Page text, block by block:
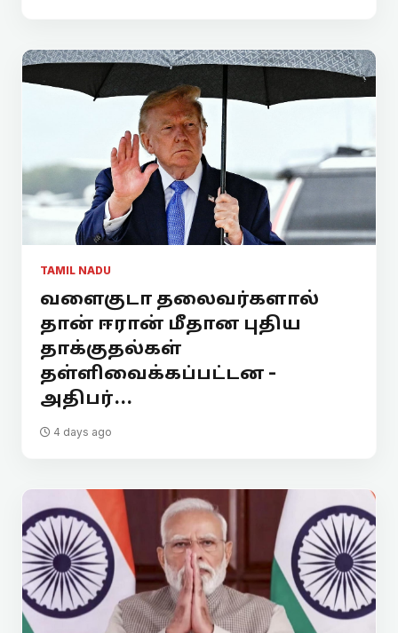
TAMIL NADU
வளைகுடா தலைவர்களால்
தான் ஈரான் மீதான புதிய
தாக்குதல்கள்
தள்ளிவைக்கப்பட்டன -
அதிபர்...
4 days ago